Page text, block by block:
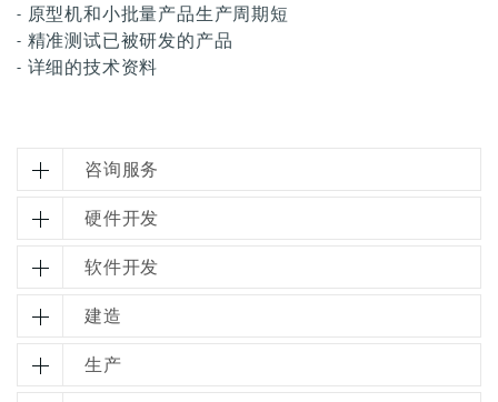
- 原型机和小批量产品生产周期短
- 精准测试已被研发的产品
- 详细的技术资料
咨询服务
硬件开发
软件开发
建造
生产